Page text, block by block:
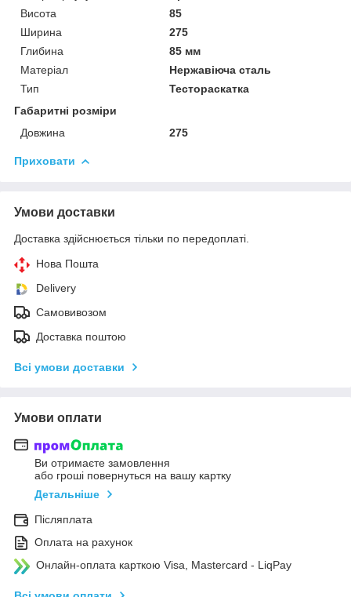
Висота
85
Ширина
275
Глибина
85 мм
Матеріал
Нержавіюча сталь
Тип
Тестораскатка
Габаритні розміри
Довжина
275
Приховати
Умови доставки
Доставка здійснюється тільки по передоплаті.
Нова Пошта
Delivery
Самовивозом
Доставка поштою
Всі умови доставки
Умови оплати
Ви отримаєте замовлення
або гроші повернуться на вашу картку
Детальніше
Післяплата
Оплата на рахунок
Онлайн-оплата карткою Visa, Mastercard - LiqPay